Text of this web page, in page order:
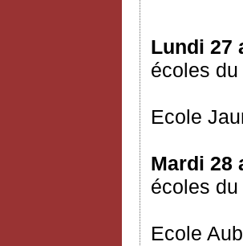
Lundi 27
écoles du
Ecole
Mardi 28
écoles du
Ecole